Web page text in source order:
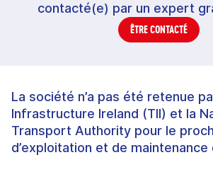
contacté(e) par un expert
ÊTRE CONTACTÉ
La société n’a pas été retenue
Infrastructure Ireland (TII) et la
Transport Authority pour le
d’exploitation et de maintenance